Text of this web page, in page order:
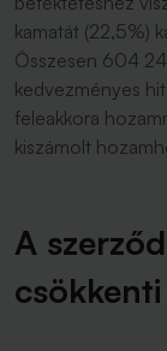
kamatát (22,5%)
Összesen 604
kedvezményes
feleakkora
kiszámolt
A